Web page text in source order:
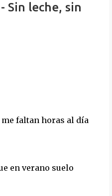
Sin leche, sin
faltan horas al día
en verano suelo